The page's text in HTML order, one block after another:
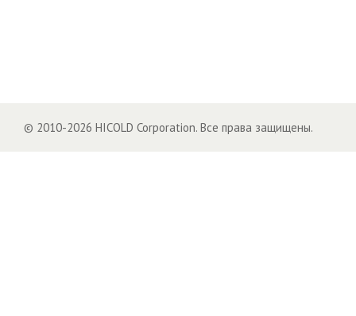
© 2010-2026 HICOLD Corporation. Все права защищены.